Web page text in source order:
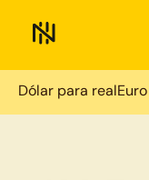
Dólar para real